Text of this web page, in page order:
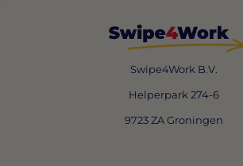
Swipe4Work B.V.
Helperpark 274-6
9723 ZA Groningen